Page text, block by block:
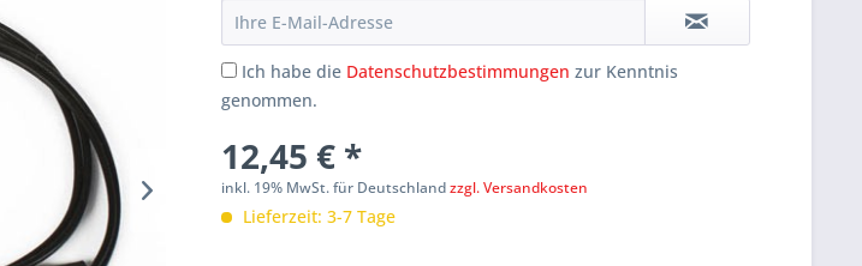
Ich habe die Datenschutzbestimmungen zur Kenntnis
genommen.
12,45 € *
inkl. 19% MwSt. für Deutschlandzzgl. Versandkosten
Lieferzeit: 3-7 Tage